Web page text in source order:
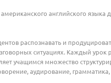
английского
распознавать и
ситуациях. Каждый урок
учащимся множество
аудирование,